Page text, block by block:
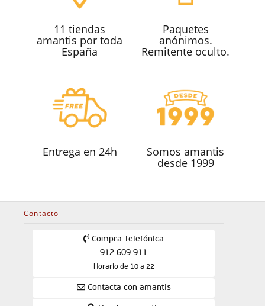
11 tiendas
amantis por toda
España
Paquetes
anónimos.
Remitente oculto.
Entrega en 24h Somos amantis
desde 1999
Contacto
Compra Telefónica
912 609 911
Horario de 10 a 22
Contacta con amantis